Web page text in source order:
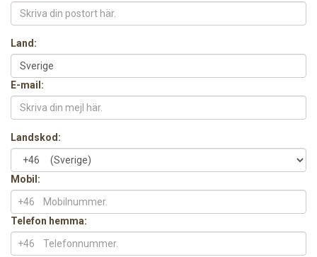
Land:
E-mail:
Landskod:
Mobil:
+46
Telefon hemma:
+46